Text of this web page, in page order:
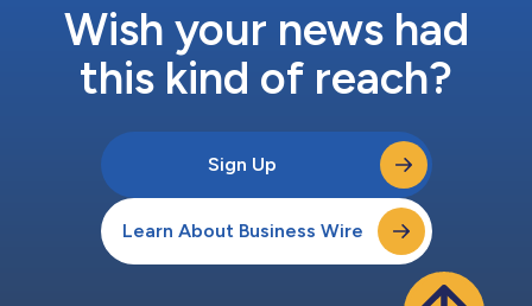
Wish your news had
this kind of reach?
Sign Up
Learn About Business Wire